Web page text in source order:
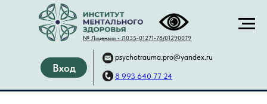
№ Лицензии - Л035-01271-78/01290079
8 993 640 77 24
psychotrauma.pro@yandex.ru
Вход